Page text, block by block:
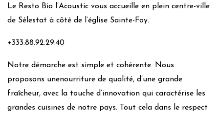
Le Resto Bio l’Acoustic vous accueille en plein centre-ville
de Sélestat à côté de l’église Sainte-Foy.
+333.88.92.29.40
Notre démarche est simple et cohérente. Nous
proposons unenourriture de qualité, d’une grande
fraîcheur, avec la touche d’innovation qui caractérise les
grandes cuisines de notre pays. Tout cela dans le respect